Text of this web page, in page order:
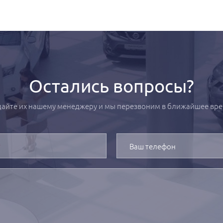
Остались вопросы?
их нашему менеджеру и мы перезвоним в ближайшее